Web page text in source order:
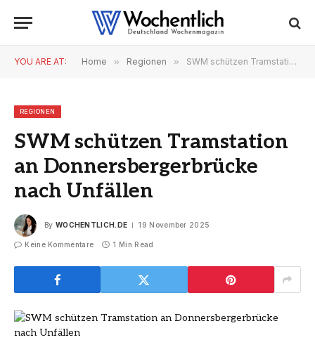
YOU ARE AT: Home » Regionen » SWM schützen Tramstation an Donnersbergerbrücke nach Unfällen
REGIONEN
SWM schützen Tramstation
an Donnersbergerbrücke
nach Unfällen
By WOCHENTLICH.DE 19 November 2025
Keine Kommentare 1 Min Read